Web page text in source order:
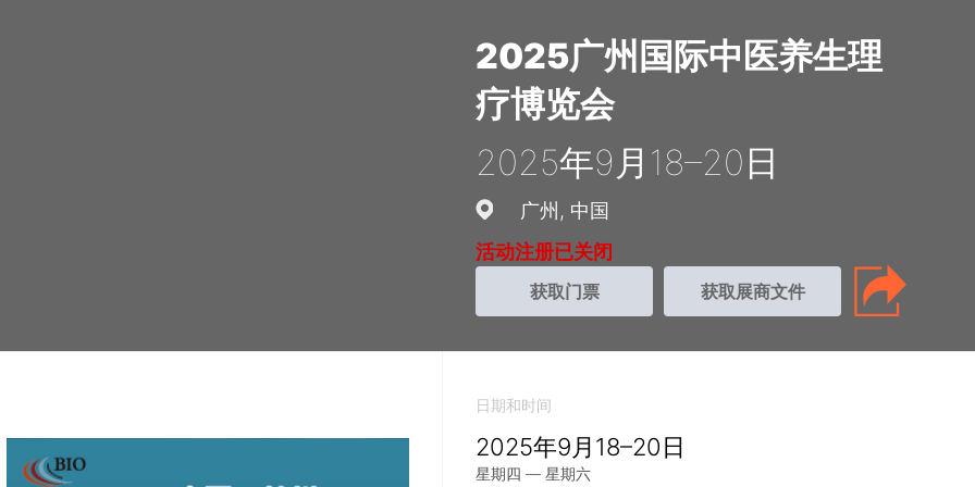
2025广州国际中医养生理
疗博览会
2025年9月18–20日
广州
中国
活动注册已关闭
获取门票 获取展商文件
日期和时间
2025年9月18–20日
星期四 — 星期六